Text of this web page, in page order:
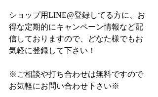
ショップ用LINE@登録してる方に、お
得な定期的にキャンペーン情報など配
信しておりますので、どなた様でもお
気軽に登録して下さい！
※ご相談や打ち合わせは無料ですので
お気軽にお問い合わせ下さい※